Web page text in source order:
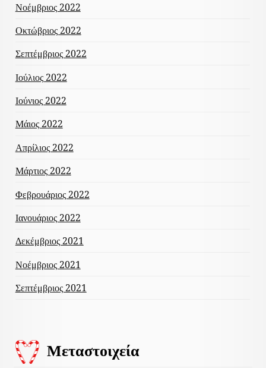
Νοέμβριος 2022
Οκτώβριος 2022
Σεπτέμβριος 2022
Ιούλιος 2022
Ιούνιος 2022
Μάιος 2022
Απρίλιος 2022
Μάρτιος 2022
Φεβρουάριος 2022
Ιανουάριος 2022
Δεκέμβριος 2021
Νοέμβριος 2021
Σεπτέμβριος 2021
Μεταστοιχεία